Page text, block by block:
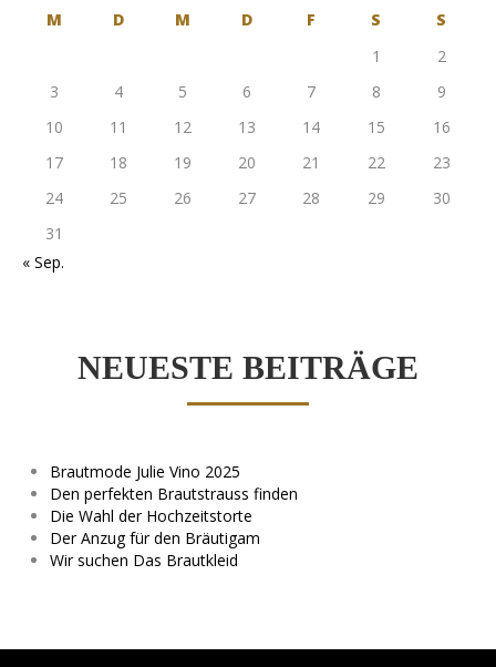
M D M D F S
S
1
2
3
4 5 6 7 8
9
10
11 12 13 14 15
16
17
18 19 20 21 22
23
24
25 26 27 28 29
30
31
« Sep.
NEUESTE BEITRÄGE
Brautmode Julie Vino 2025
Den perfekten Brautstrauss finden
Die Wahl der Hochzeitstorte
Der Anzug für den Bräutigam
Wir suchen Das Brautkleid